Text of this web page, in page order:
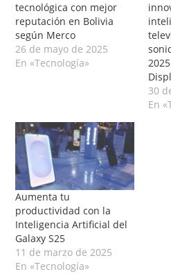
tecnológica con mejor
reputación en Bolivia
según Merco
26 de mayo de 2025
En «Tecnología»
30
En
Aumenta tu
productividad con la
Inteligencia Artificial del
Galaxy S25
11 de marzo de 2025
En «Tecnología»